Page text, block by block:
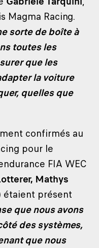
Magma Racing.
sorte de boîte à
toutes les
que les
la voiture
quelles que
confirmés au
pour le
FIA WEC
Mathys
étaient présent
que nous avons
des systèmes,
que nous